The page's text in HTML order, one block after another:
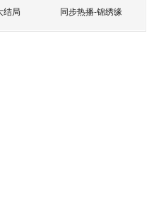
结局 同步热播-锦绣缘